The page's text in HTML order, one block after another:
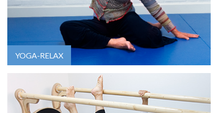
YOGA-RELAX